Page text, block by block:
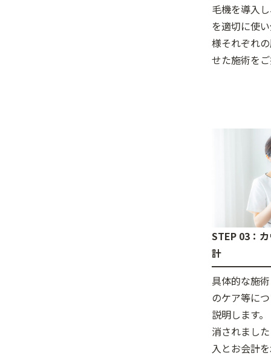
毛機を導入
を適切に使
様それぞれ
せた施術を
STEP 03：
計
具体的な施
のケア等に
説明します
消されまし
入とお会計